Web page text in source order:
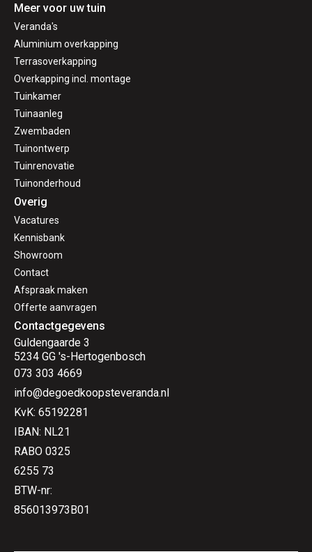
Meer voor uw tuin
Veranda's
Aluminium overkapping
Terrasoverkapping
Overkapping incl. montage
Tuinkamer
Tuinaanleg
Zwembaden
Tuinontwerp
Tuinrenovatie
Tuinonderhoud
Overig
Vacatures
Kennisbank
Showroom
Contact
Afspraak maken
Offerte aanvragen
Contactgegevens
Guldengaarde 3
5234 GG 's-Hertogenbosch
073 303 4669
info@degoedkoopsteveranda.nl
KvK: 65192281
IBAN: NL21
RABO 0325
6255 73
BTW-nr:
856013973B01